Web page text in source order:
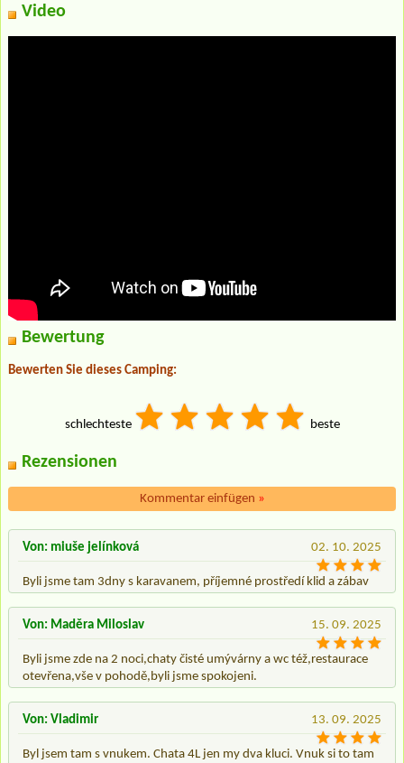
Video
Bewertung
Bewerten Sie dieses Camping:
schlechteste beste
Rezensionen
Kommentar einfügen »
02. 10. 2025
Von: miuše jelínková
Byli jsme tam 3dny s karavanem, příjemné prostředí klid a zábav
15. 09. 2025
Von: Maděra Miloslav
Byli jsme zde na 2 noci,chaty čisté umývárny a wc též,restaurace
otevřena,vše v pohodě,byli jsme spokojeni.
13. 09. 2025
Von: Vladimir
Byl jsem tam s vnukem. Chata 4L jen my dva kluci. Vnuk si to tam